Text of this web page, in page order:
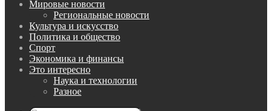
Мировые новости
Региональные новости
Культура и искусство
Политика и общество
Спорт
Экономика и финансы
Это интересно
Наука и технологии
Разное